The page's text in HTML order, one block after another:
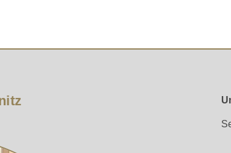
unsere Treiber mit Ausschnitten in der
Technologie.